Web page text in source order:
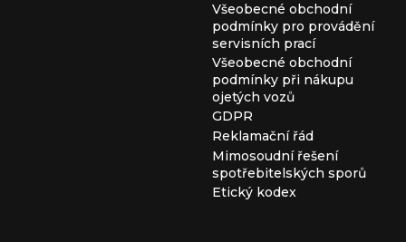
Všeobecné obchodní
podmínky pro provádění
servisních prací
Všeobecné obchodní
podmínky při nákupu
ojetých vozů
GDPR
Reklamační řád
Mimosoudní řešení
spotřebitelských sporů
Etický kodex